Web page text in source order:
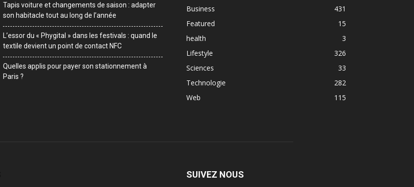
Tapis voiture et changements de saison : adapter
son habitacle tout au long de l’année
L’essor du « Phygital » dans les festivals : quand le
textile devient un point de contact NFC
Quelles applis pour payer son stationnement à
Paris ?
Business
431
Featured
15
health
3
Lifestyle
326
Sciences
33
Technologie
282
Web
115
SUIVEZ NOUS